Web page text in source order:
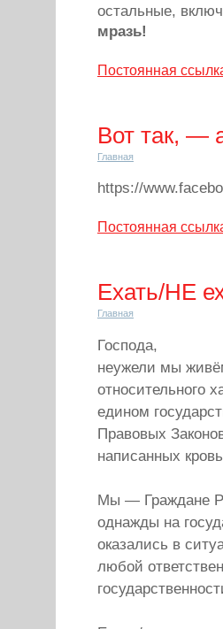
остальные,
мразь!
Постоянная
Вот так, —
Главная
https://
Постоянная
Ехать/НЕ
Главная
Господа,
неужели мы
относительного
едином
Правовых
написанных
Мы — Граждане
однажды на
оказались в
любой